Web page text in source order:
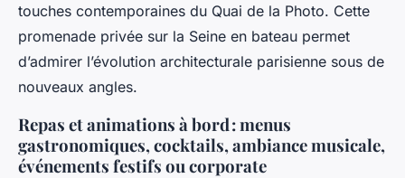
touches contemporaines du Quai de la Photo. Cette
promenade privée sur la Seine en bateau permet
d’admirer l’évolution architecturale parisienne sous de
nouveaux angles.
Repas et animations à bord : menus
gastronomiques, cocktails, ambiance musicale,
événements festifs ou corporate